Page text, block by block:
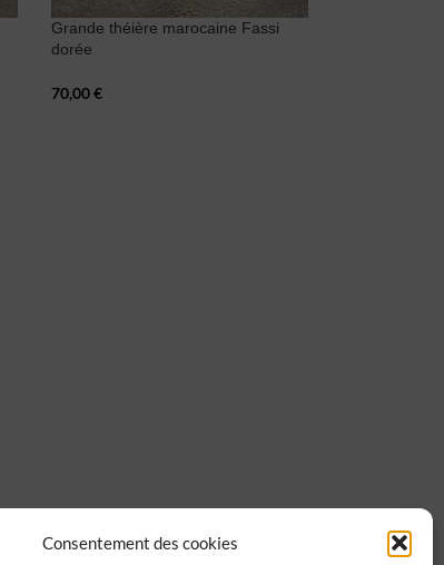
Consentement des cookies
Grande théière marocaine Fassi
dorée
70,00€